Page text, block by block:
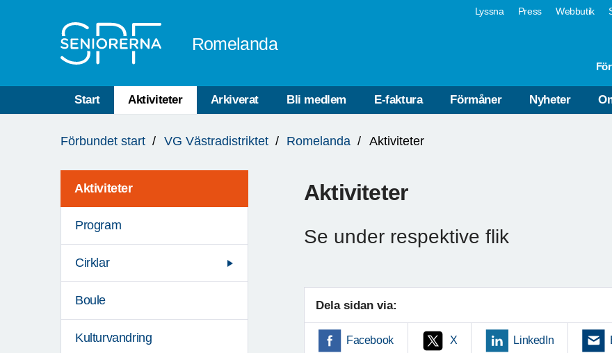
Lyssna Press Webbutik
Romelanda
Start Aktiviteter Arkiverat Bli medlem E-faktura Förmåner Nyheter
är
Förbundet start VG Västradistriktet Romelanda Aktiviteter
Aktiviteter
Program
Cirklar
Boule
Kulturvandring
Aktiviteter
Se under respektive flik
Dela sidan via:
Facebook X LinkedIn